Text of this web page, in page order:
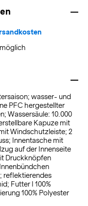
wasser- und
PFC hergestellter
Wassersäule: 10.000
Kapuze mit
Windschutzleiste; 2
Innentasche mit
auf der Innenseite
Druckknöpfen
reflektierendes
Futter I 100%
100% Polyester